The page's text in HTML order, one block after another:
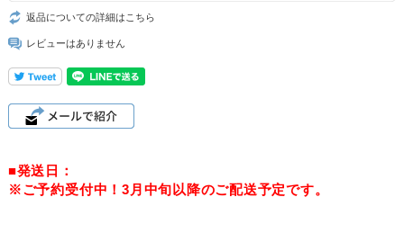
返品についての詳細はこちら
レビューはありません
■発送日：
※ご予約受付中！3月中旬以降のご配送予定です。